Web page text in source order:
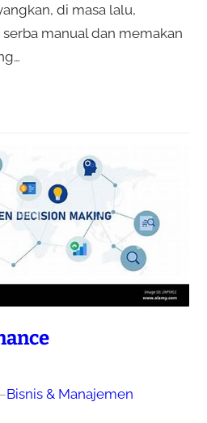
di masa lalu,
manual dan memakan
Bisnis & Manajemen